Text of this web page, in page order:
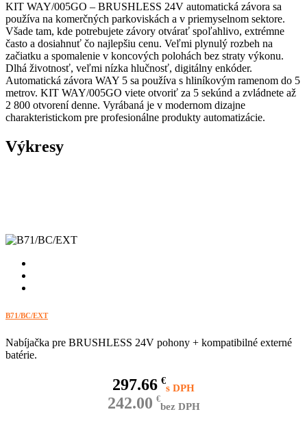
KIT WAY/005GO – BRUSHLESS 24V automatická závora sa
používa na komerčných parkoviskách a v priemyselnom sektore.
Všade tam, kde potrebujete závory otvárať spoľahlivo, extrémne
často a dosiahnuť čo najlepšiu cenu. Veľmi plynulý rozbeh na
začiatku a spomalenie v koncových polohách bez straty výkonu.
Dlhá životnosť, veľmi nízka hlučnosť, digitálny enkóder.
Automatická závora WAY 5 sa používa s hliníkovým ramenom do 5
metrov. KIT WAY/005GO viete otvoriť za 5 sekúnd a zvládnete až
2 800 otvorení denne. Vyrábaná je v modernom dizajne
charakteristickom pre profesionálne produkty automatizácie.‎
Výkresy
B71/BC/EXT
Nabíjačka pre BRUSHLESS 24V pohony + kompatibilné externé
batérie.
€
297.66
€
242.00 bez DPH